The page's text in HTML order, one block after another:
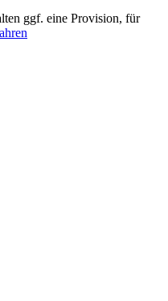
ggf. eine Provision, für